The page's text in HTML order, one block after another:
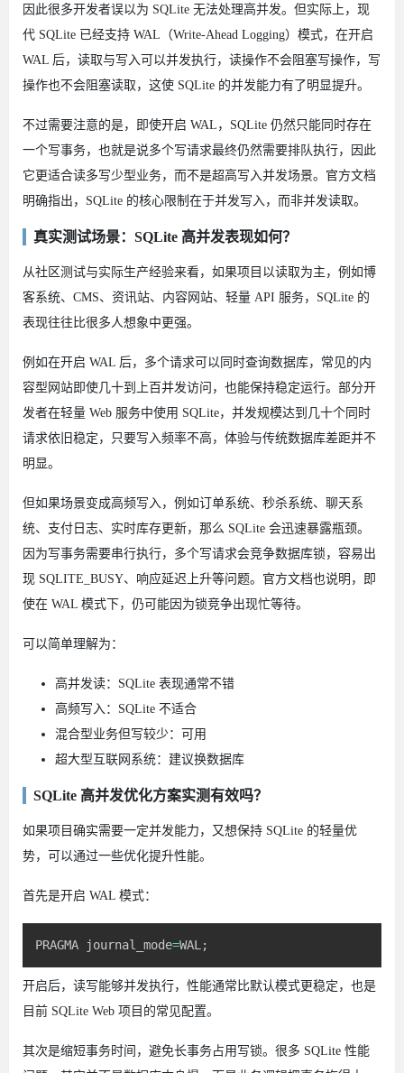
因此很多开发者误以为 SQLite 无法处理高并发。但实际上，现
代 SQLite 已经支持 WAL（Write-Ahead Logging）模式，在开启
WAL 后，读取与写入可以并发执行，读操作不会阻塞写操作，写
操作也不会阻塞读取，这使 SQLite 的并发能力有了明显提升。
不过需要注意的是，即使开启 WAL，SQLite 仍然只能同时存在
一个写事务，也就是说多个写请求最终仍然需要排队执行，因此
它更适合读多写少型业务，而不是超高写入并发场景。官方文档
明确指出，SQLite 的核心限制在于并发写入，而非并发读取。
真实测试场景：SQLite 高并发表现如何？
从社区测试与实际生产经验来看，如果项目以读取为主，例如博
客系统、CMS、资讯站、内容网站、轻量 API 服务，SQLite 的
表现往往比很多人想象中更强。
例如在开启 WAL 后，多个请求可以同时查询数据库，常见的内
容型网站即使几十到上百并发访问，也能保持稳定运行。部分开
发者在轻量 Web 服务中使用 SQLite，并发规模达到几十个同时
请求依旧稳定，只要写入频率不高，体验与传统数据库差距并不
明显。
但如果场景变成高频写入，例如订单系统、秒杀系统、聊天系
统、支付日志、实时库存更新，那么 SQLite 会迅速暴露瓶颈。
因为写事务需要串行执行，多个写请求会竞争数据库锁，容易出
现 SQLITE_BUSY、响应延迟上升等问题。官方文档也说明，即
使在 WAL 模式下，仍可能因为锁竞争出现忙等待。
可以简单理解为：
高并发读：SQLite 表现通常不错
高频写入：SQLite 不适合
混合型业务但写较少：可用
超大型互联网系统：建议换数据库
SQLite 高并发优化方案实测有效吗？
如果项目确实需要一定并发能力，又想保持 SQLite 的轻量优
势，可以通过一些优化提升性能。
首先是开启 WAL 模式：
PRAGMA journal_mode=WAL ;
开启后，读写能够并发执行，性能通常比默认模式更稳定，也是
目前 SQLite Web 项目的常见配置。
其次是缩短事务时间，避免长事务占用写锁。很多 SQLite 性能